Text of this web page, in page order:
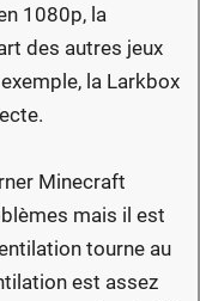
1080p, la
des autres jeux
la Larkbox
Minecraft
mais il est
tourne au
est assez